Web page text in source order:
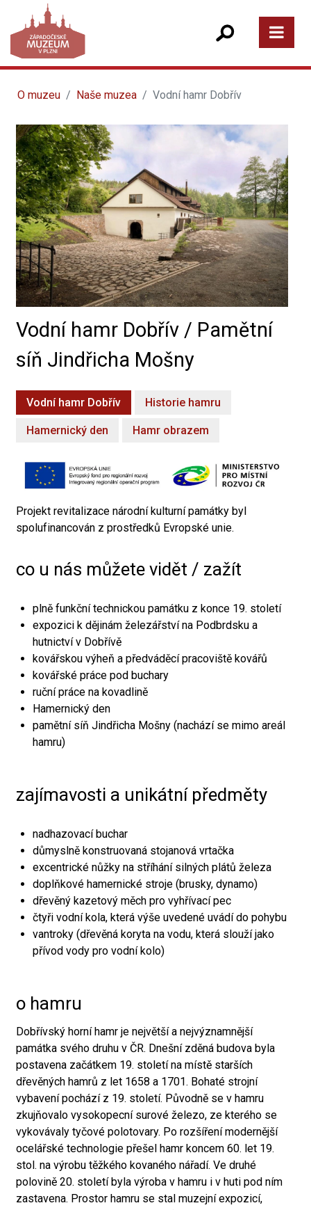
O muzeu Naše muzea Vodní hamr Dobřív
Vodní hamr Dobřív / Pamětní
síň Jindřicha Mošny
Vodní hamr Dobřív Historie hamru
Hamernický den Hamr obrazem
Projekt revitalizace národní kulturní památky byl
spolufinancován z prostředků Evropské unie.
co u nás můžete vidět / zažít
plně funkční technickou památku z konce 19. století
expozici k dějinám železářství na Podbrdsku a
hutnictví v Dobřívě
kovářskou výheň a předváděcí pracoviště kovářů
kovářské práce pod buchary
ruční práce na kovadlině
Hamernický den
pamětní síň Jindřicha Mošny (nachází se mimo areál
hamru)
zajímavosti a unikátní předměty
nadhazovací buchar
důmyslně konstruovaná stojanová vrtačka
excentrické nůžky na stříhání silných plátů železa
doplňkové hamernické stroje (brusky, dynamo)
dřevěný kazetový měch pro vyhřívací pec
čtyři vodní kola, která výše uvedené uvádí do pohybu
vantroky (dřevěná koryta na vodu, která slouží jako
přívod vody pro vodní kolo)
o hamru
Dobřívský horní hamr je největší a nejvýznamnější
památka svého druhu v ČR. Dnešní zděná budova byla
postavena začátkem 19. století na místě starších
dřevěných hamrů z let 1658 a 1701. Bohaté strojní
vybavení pochází z 19. století. Původně se v hamru
zkujňovalo vysokopecní surové železo, ze kterého se
vykovávaly tyčové polotovary. Po rozšíření modernější
ocelářské technologie přešel hamr koncem 60. let 19.
stol. na výrobu těžkého kovaného nářadí. Ve druhé
polovině 20. století byla výroba v hamru i v huti pod ním
zastavena. Prostor hamru se stal muzejní expozicí,